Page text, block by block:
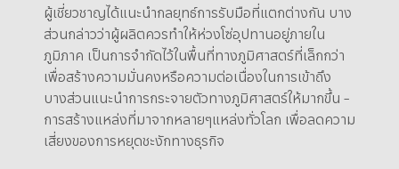
ผู้เชี่ยวชาญได้แนะนำกลยุทธ์การรับมือที่แตกต่างกัน บาง
ส่วนกล่าวว่าผู้ผลิตควรทำให้ห่วงโซ่อุปทานอยู่ภายใน
ภูมิภาค เป็นการจำกัดไว้ในพื้นที่ทางภูมิศาสตร์ที่เล็กกว่า
เพื่อสร้างความมั่นคงหรือความต่อเนื่องในการเข้าถึง
บางส่วนแนะนำการกระจายตัวทางภูมิศาสตร์ให้มากขึ้น –
การสร้างแหล่งที่มาจากหลายๆแหล่งทั่วโลก เพื่อลดความ
เสี่ยงของการหยุดชะงักทางธุรกิจ